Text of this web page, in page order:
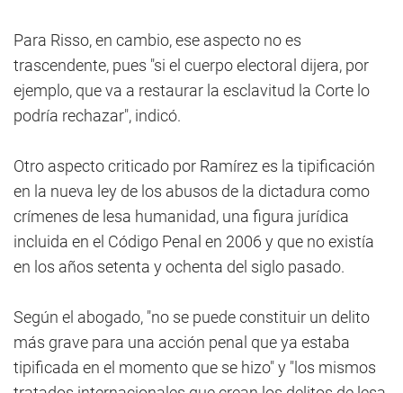
Para Risso, en cambio, ese aspecto no es
trascendente, pues "si el cuerpo electoral dijera, por
ejemplo, que va a restaurar la esclavitud la Corte lo
podría rechazar", indicó.
Otro aspecto criticado por Ramírez es la tipificación
en la nueva ley de los abusos de la dictadura como
crímenes de lesa humanidad, una figura jurídica
incluida en el Código Penal en 2006 y que no existía
en los años setenta y ochenta del siglo pasado.
Según el abogado, "no se puede constituir un delito
más grave para una acción penal que ya estaba
tipificada en el momento que se hizo" y "los mismos